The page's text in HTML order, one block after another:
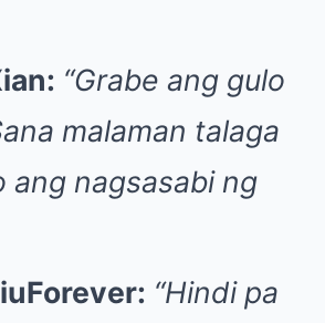
“Grabe ang gulo
malaman talaga
ang nagsasabi ng
“Hindi pa